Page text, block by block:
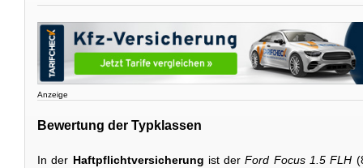
Anzeige
Bewertung der Typklassen
In der Haftpflichtversicherung ist derFord Focus 1.5 FLH